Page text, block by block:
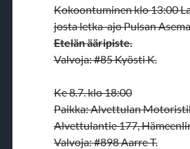
Kokoontuminen klo 13:00
josta letka-ajo Pulsan
Etelän ääripiste.
Valvoja: #85 Kyösti K.
Ke 8.7. klo 18:00
Paikka: Alvettulan
Alvettulantie 177,
Valvoja: #898 Aarre T.